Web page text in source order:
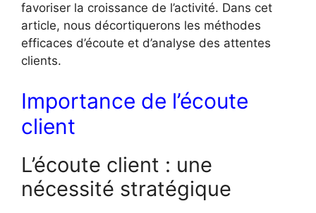
favoriser la croissance de l’activité. Dans cet
article, nous décortiquerons les méthodes
efficaces d’écoute et d’analyse des attentes
clients.
Importance de l’écoute
client
L’écoute client : une
nécessité stratégique